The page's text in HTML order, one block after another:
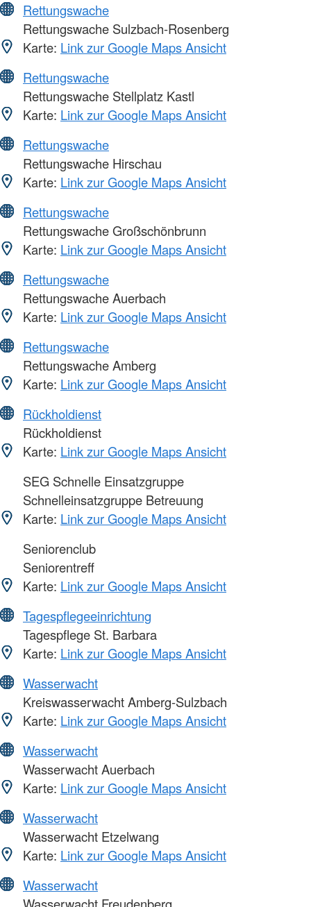
Rettungswache
Rettungswache Sulzbach-Rosenberg
Karte: Link zur Google Maps Ansicht
Rettungswache
Rettungswache Stellplatz Kastl
Karte: Link zur Google Maps Ansicht
Rettungswache
Rettungswache Hirschau
Karte: Link zur Google Maps Ansicht
Rettungswache
Rettungswache Großschönbrunn
Karte: Link zur Google Maps Ansicht
Rettungswache
Rettungswache Auerbach
Karte: Link zur Google Maps Ansicht
Rettungswache
Rettungswache Amberg
Karte: Link zur Google Maps Ansicht
Rückholdienst
Rückholdienst
Karte: Link zur Google Maps Ansicht
SEG Schnelle Einsatzgruppe
Schnelleinsatzgruppe Betreuung
Karte: Link zur Google Maps Ansicht
Seniorenclub
Seniorentreff
Karte: Link zur Google Maps Ansicht
Tagespflegeeinrichtung
Tagespflege St. Barbara
Karte: Link zur Google Maps Ansicht
Wasserwacht
Kreiswasserwacht Amberg-Sulzbach
Karte: Link zur Google Maps Ansicht
Wasserwacht
Wasserwacht Auerbach
Karte: Link zur Google Maps Ansicht
Wasserwacht
Wasserwacht Etzelwang
Karte: Link zur Google Maps Ansicht
Wasserwacht